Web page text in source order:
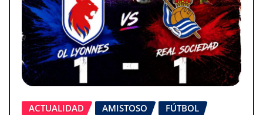
ACTUALIDAD AMISTOSO
FÚTBOL